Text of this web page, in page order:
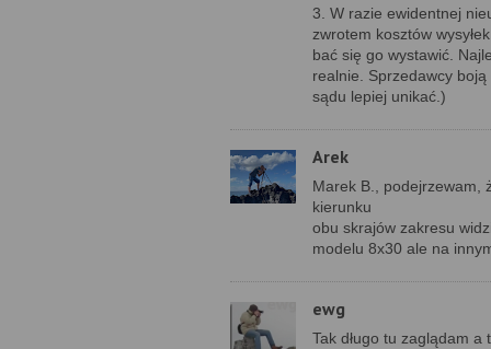
3. W razie ewidentnej
zwrotem kosztów
bać się go wystawić.
realnie. Sprzedawcy
sądu lepiej unikać.)
Arek
Marek B., podejrzewam,
kierunku
obu skrajów zakresu
modelu 8x30 ale na
ewg
Tak długo tu zaglądam